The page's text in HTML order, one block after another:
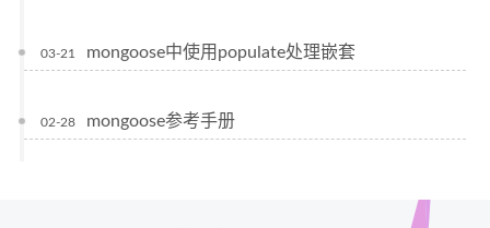
03-21 mongoose中使用populate处理嵌套
02-28 mongoose参考手册